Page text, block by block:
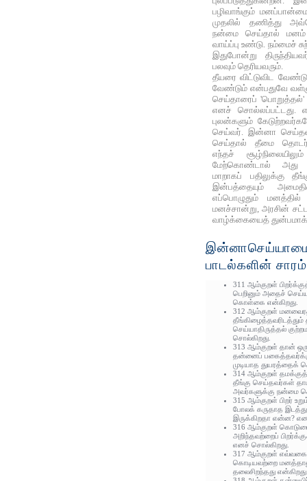
பழிவாங்கும்
முதலில் தணித்து
நன்மை செய்தால் மனம்
வாய்ப்பு உண்டு. நம்மைச்
இதுபோன்று
பலவும் தெரியவரும்.
தீயரை விட்டுவிட
வேண்டும் என்பதுவே
செய்தாரைப் 'பொறுத்தல்'
எனச் சொல்லப்பட்டது.
புலன்களும்
செய்வர். இன்னா
செய்தால் தீமை
எந்தச்
மேற்கொண்டால் அது
மாறாகப் பதிலுக்கு
இன்பத்தையும்
எப்பொழுதும் மனத்தில்
மனச்சான்று, அரசின்
வாழ்க்கையைத்
பாடல்களின் சாரம்
311 ஆம்குறள்
பெறினும் அதைச்
கொள்கை என்கிறது.
312 ஆம்குறள்
தீங்கிழைத்தவரிடத்தும்
செய்யாதிருத்தல்
சொல்கிறது.
313 ஆம்குறள் தான்
தன்னைப்
முடியாத துயரத்தைக்
314 ஆம்குறள்
தீங்கு செய்தவர்கள்
அவர்களுக்கு நன்மை
315 ஆம்குறள் பிறர்
போலக் கருதாத இடத்து
இருக்கிறதா என்ன?
316 ஆம்குறள்
அறிந்தவற்றைப்
எனச் சொல்கிறது.
317 ஆம்குறள்
கொடியவற்றை
தலைசிறந்தது